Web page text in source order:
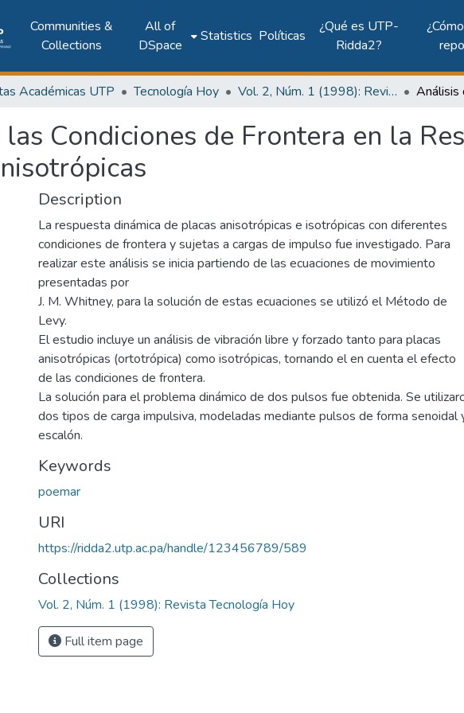
Communities &
Collections
All of
DSpace
Statistics Políticas
¿Qué es UTP-
Ridda2?
Académicas UTP Tecnología Hoy Vol. 2, Núm. 1 (1998): Revista Tecnología Hoy
Condiciones de Frontera en la
Description
La respuesta dinámica de placas anisotrópicas e isotrópicas con diferentes
condiciones de frontera y sujetas a cargas de impulso fue investigado. Para
realizar este análisis se inicia partiendo de las ecuaciones de movimiento
presentadas por
J. M. Whitney, para la solución de estas ecuaciones se utilizó el Método de
Levy.
El estudio incluye un análisis de vibración libre y forzado tanto para placas
anisotrópicas (ortotrópica) como isotrópicas, tornando el en cuenta el efecto
de las condiciones de frontera.
La solución para el problema dinámico de dos pulsos fue obtenida. Se
dos tipos de carga impulsiva, modeladas mediante pulsos de forma senoidal
escalón.
Keywords
poemar
URI
https://ridda2.utp.ac.pa/handle/123456789/589
Collections
Vol. 2, Núm. 1 (1998): Revista Tecnología Hoy
Full item page